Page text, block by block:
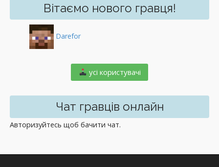
Вітаємо нового гравця!
Darefor
️ усі користувачі
Чат гравців онлайн
Авторизуйтесь щоб бачити чат.